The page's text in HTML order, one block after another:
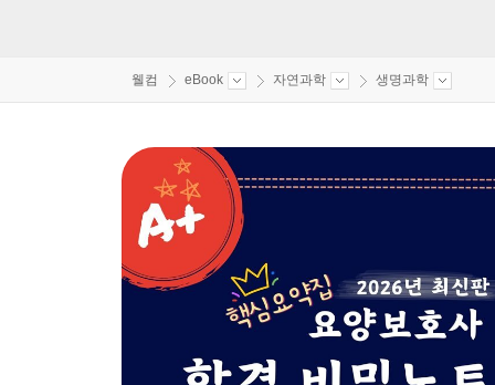
웰컴 eBook 자연과학 생명과학